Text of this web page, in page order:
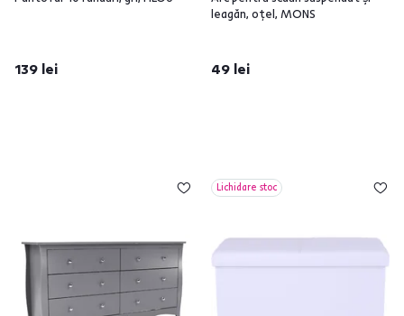
139 lei
leagăn, oţel, MONS
49 lei
Lichidare stoc